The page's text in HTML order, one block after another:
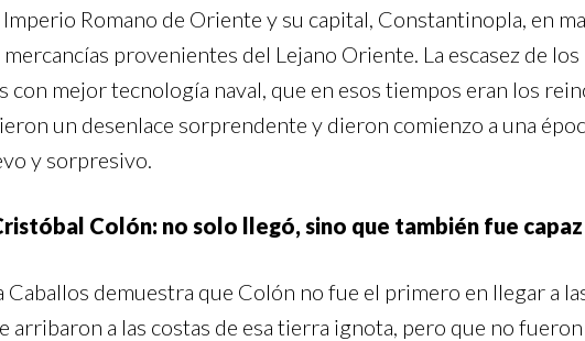
Romano de Oriente y su capital, Constantinopla, en
mercancías provenientes del Lejano Oriente. La escasez de
con mejor tecnología naval, que en esos tiempos eran los
un desenlace sorprendente y dieron comienzo a una
y sorpresivo.
Colón: no solo llegó, sino que también fue
Caballos demuestra que Colón no fue el primero en llegar a
arribaron a las costas de esa tierra ignota, pero que no